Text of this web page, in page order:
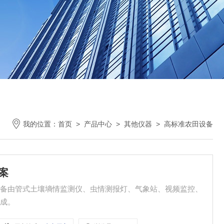
我的位置： 首页 > 产品中心 > 其他仪器 > 高标准农田设备
管式土壤墒情监测仪、虫情测报灯、气象站、视频监控、
。